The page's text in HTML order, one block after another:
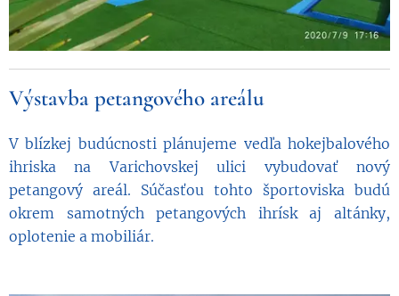
Výstavba petangového areálu
V blízkej budúcnosti plánujeme vedľa hokejbalového
ihriska na Varichovskej ulici vybudovať nový
petangový areál. Súčasťou tohto športoviska budú
okrem samotných petangových ihrísk aj altánky,
oplotenie a mobiliár.